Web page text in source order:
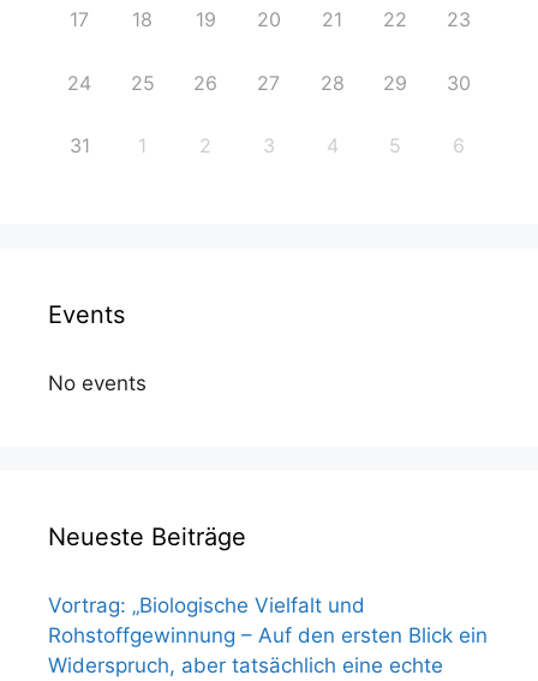
17 18 19 20 21 22 23
24 25 26 27 28 29 30
31 1 2 3 4 5 6
Events
No events
Neueste Beiträge
Vortrag: „Biologische Vielfalt und
Rohstoffgewinnung – Auf den ersten Blick ein
Widerspruch, aber tatsächlich eine echte